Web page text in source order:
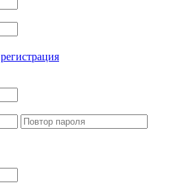
регистрация